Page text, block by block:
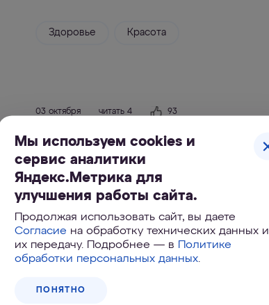
Здоровье Красота
03 октября
читать 4
93
Рецепты целебных ванн
26 марта
Мы используем cookies и
сервис аналитики
Яндекс.Метрика для
улучшения работы сайта.
Продолжая использовать сайт, вы даете
Согласие на обработку технических данных и
их передачу. Подробнее — в Политике
обработки персональных данных
ПОНЯТНО